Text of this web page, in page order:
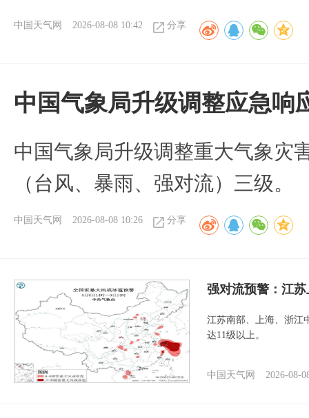
中国天气网 2026-08-08 10:42 分享
中国气象局升级调整应急响
中国气象局升级调整重大气象灾
（台风、暴雨、强对流）三级。
中国天气网 2026-08-08 10:26 分享
强对流预警：江
江苏南部、上海、浙江
达11级以上。
中国天气网 2026-08-